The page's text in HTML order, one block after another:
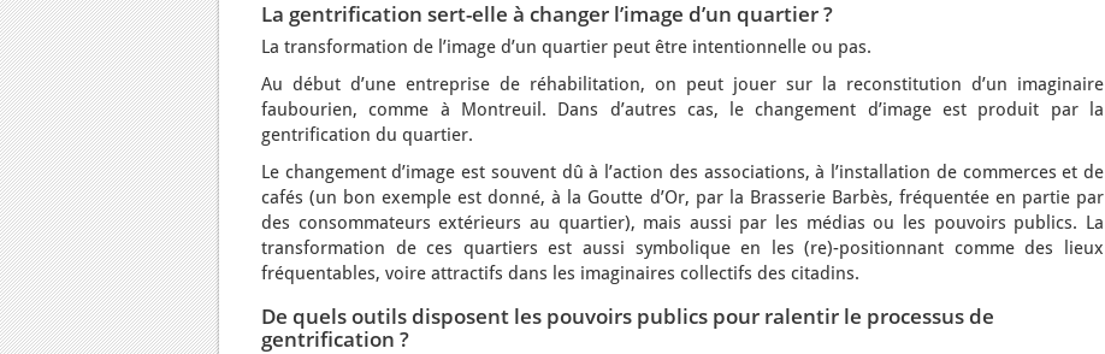
La gentrification sert-elle à changer l’image d’un quartier ?
La transformation de l’image d’un quartier peut être intentionnelle ou pas.
Au début d’une entreprise de réhabilitation, on peut jouer sur la reconstitution d’un imaginaire
faubourien, comme à Montreuil. Dans d’autres cas, le changement d’image est produit par la
gentrification du quartier.
Le changement d’image est souvent dû à l’action des associations, à l’installation de commerces et de
cafés (un bon exemple est donné, à la Goutte d’Or, par la Brasserie Barbès, fréquentée en partie par
des consommateurs extérieurs au quartier), mais aussi par les médias ou les pouvoirs publics. La
transformation de ces quartiers est aussi symbolique en les (re)-positionnant comme des lieux
fréquentables, voire attractifs dans les imaginaires collectifs des citadins.
De quels outils disposent les pouvoirs publics pour ralentir le processus de
gentrification ?